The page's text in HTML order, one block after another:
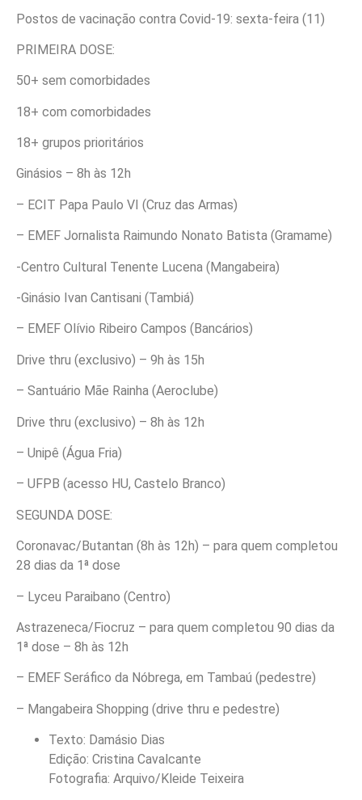
Postos de vacinação contra Covid-19: sexta-feira (11)
PRIMEIRA DOSE:
50+ sem comorbidades
18+ com comorbidades
18+ grupos prioritários
Ginásios – 8h às 12h
– ECIT Papa Paulo VI (Cruz das Armas)
– EMEF Jornalista Raimundo Nonato Batista (Gramame)
-Centro Cultural Tenente Lucena (Mangabeira)
-Ginásio Ivan Cantisani (Tambiá)
– EMEF Olívio Ribeiro Campos (Bancários)
Drive thru (exclusivo) – 9h às 15h
– Santuário Mãe Rainha (Aeroclube)
Drive thru (exclusivo) – 8h às 12h
– Unipê (Água Fria)
– UFPB (acesso HU, Castelo Branco)
SEGUNDA DOSE:
Coronavac/Butantan (8h às 12h) – para quem completou
28 dias da 1ª dose
– Lyceu Paraibano (Centro)
Astrazeneca/Fiocruz – para quem completou 90 dias da
1ª dose – 8h às 12h
– EMEF Seráfico da Nóbrega, em Tambaú (pedestre)
– Mangabeira Shopping (drive thru e pedestre)
Texto: Damásio Dias
Edição: Cristina Cavalcante
Fotografia: Arquivo/Kleide Teixeira